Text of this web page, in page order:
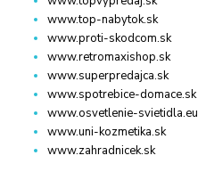
www.top-nabytok.sk
www.proti-skodcom.sk
www.retromaxishop.sk
www.superpredajca.sk
www.spotrebice-domace.sk
www.osvetlenie-svietidla.eu
www.uni-kozmetika.sk
www.zahradnicek.sk